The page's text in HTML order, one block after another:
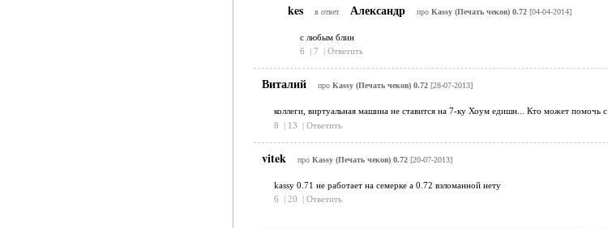
kes в ответ Александр про Kassy (Печать чеков) 0.72[04-04-2014]
с любым блин
6
| 7 | Ответить
Виталий про Kassy (Печать чеков) 0.72[28-07-2013]
коллеги, виртуальная машина не ставится на 7-ку Хоум едишн... Кто может
8
| 13 | Ответить
vitek про Kassy (Печать чеков) 0.72[20-07-2013]
kassy 0.71 не работает на семерке а 0.72 взломанной нету
6
| 20 | Ответить